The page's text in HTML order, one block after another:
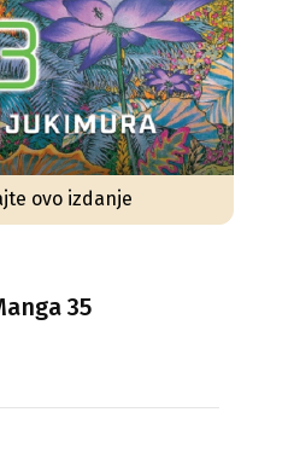
ovo izdanje
35